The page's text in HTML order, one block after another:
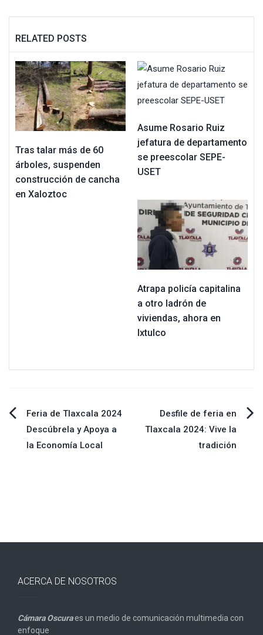
RELATED POSTS
Tras talar más de 60
árboles, suspenden
construcción de cancha
en Xaloztoc
Asume Rosario Ruiz
jefatura de departamento
se preescolar SEPE-
USET
Atrapa policía capitalina
a otro ladrón de
viviendas, ahora en
Ixtulco
Navegación
de
Feria de Tlaxcala 2024
Descúbrela y Apoya a
la Economía Local
Desfile de feria en
Tlaxcala 2024: Vive la
tradición
ACERCA DE NOSOTROS
Cámara Oscuraes un medio de comunicación multimedia con
enfoque